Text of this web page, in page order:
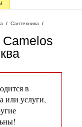
/ Сантехника /
в
или услуги,